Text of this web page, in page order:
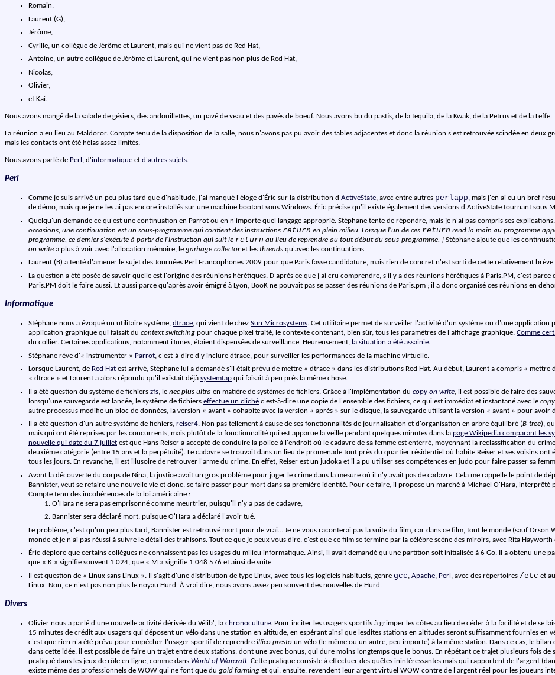
Romain,
Laurent (G),
Jérôme,
Cyrille, un collègue de Jérôme et Laurent, mais qui ne vient pas de Red Hat,
Antoine, un autre collègue de Jérôme et Laurent, qui ne vient pas non plus de Red Hat,
Nicolas,
Olivier,
et Kai.
Nous avons mangé de la salade de gésiers, des andouillettes, un pavé de veau et des pavés de boeuf. Nous avons bu du pastis, de la tequila, de la Kwak, de la Petrus et de la Leffe.
La réunion a eu lieu au Maldoror. Compte tenu de la disposition de la salle, nous n'avons pas pu avoir des tables adjacentes et donc la réunion s'est retrouvée scindée en deux
mais les contacts ont été hélas assez limités.
Nous avons parlé de Perl , d'informatique et d'autres sujets.
Perl
Comme je suis arrivé un peu plus tard que d'habitude, j'ai manqué l'éloge d'Éric sur la distribution d'ActiveState, avec entre autres perlapp, mais j'en ai eu un bref
de démo, mais que je ne les ai pas encore installés sur une machine bootant sous Windows. Éric précise qu'il existe également des versions d'ActiveState tournant sous
Quelqu'un demande ce qu'est une continuation en Parrot ou en n'importe quel langage approprié. Stéphane tente de répondre, mais je n'ai pas compris ses explications.
occasions, une continuation est un sous-programme qui contient des instructions return en plein milieu. Lorsque l'un de ces return rend la main au programme
programme, ce dernier s'exécute à partir de l'instruction qui suit le return au lieu de reprendre au tout début du sous-programme. ] Stéphane ajoute que les
on write a plus à voir avec l'allocation mémoire, le garbage collectoret les threads qu'avec les continuations.
Laurent (B) a tenté d'amener le sujet des Journées Perl Francophones 2009 pour que Paris fasse candidature, mais rien de concret n'est sorti de cette relativement brève
La question a été posée de savoir quelle est l'origine des réunions hérétiques. D'après ce que j'ai cru comprendre, s'il y a des réunions hérétiques à Paris.PM, c'est parce
Paris.PM doit le faire aussi. Et aussi parce qu'après avoir émigré à Lyon, BooK ne pouvait pas se passer des réunions de Paris.pm ; il a donc organisé ces réunions en
Informatique
Stéphane nous a évoqué un utilitaire système, dtrace, qui vient de chez Sun Microsystems. Cet utilitaire permet de surveiller l'activité d'un système ou d'une
application graphique qui faisait du context switching pour chaque pixel traité, le contexte contenant, bien sûr, tous les paramètres de l'affichage graphique. Comme
du collier. Certaines applications, notamment iTunes, étaient dispensées de surveillance. Heureusement, la situation a été assainie.
Stéphane rève d'« instrumenter » Parrot , c'est-à-dire d'y inclure dtrace, pour surveiller les performances de la machine virtuelle.
Lorsque Laurent, de Red Hat est arrivé, Stéphane lui a demandé s'il était prévu de mettre « dtrace » dans les distributions Red Hat. Au début, Laurent a compris «
« dtrace » et Laurent a alors répondu qu'il existait déjà systemtap qui faisait à peu près la même chose.
Il a été question du système de fichiers zfs , le nec plus ultra en matière de systèmes de fichiers. Grâce à l'implémentation du copy on write , il est possible de faire des
lorsqu'une sauvegarde est lancée, le système de fichiers effectue un cliché c'est-à-dire une copie de l'ensemble des fichiers, ce qui est immédiat et instantané avec le
autre processus modifie un bloc de données, la version « avant » cohabite avec la version « après » sur le disque, la sauvegarde utilisant la version « avant » pour avoir
Il a été question d'un autre système de fichiers, reiser4. Non pas tellement à cause de ses fonctionnalités de journalisation et d'organisation en arbre équilibré (B-tree),
mais qui ont été reprises par les concurrents, mais plutôt de la fonctionnalité qui est apparue la veille pendant quelques minutes dans la page Wikipedia comparant les
nouvelle qui date du 7 juillet est que Hans Reiser a accepté de conduire la police à l'endroit où le cadavre de sa femme est enterré, moyennant la reclassification du
deuxième catégorie (entre 15 ans et la perpétuité). Le cadavre se trouvait dans un lieu de promenade tout près du quartier résidentiel où habite Reiser et ses voisins
tous les jours. En revanche, il est illusoire de retrouver l'arme du crime. En effet, Reiser est un judoka et il a pu utiliser ses compétences en judo pour faire passer sa
Avant la découverte du corps de Nina, la justice avait un gros problème pour juger le crime dans la mesure où il n'y avait pas de cadavre. Cela me rappelle le point de
Bannister, veut se refaire une nouvelle vie et donc, se faire passer pour mort dans sa première identité. Pour ce faire, il propose un marché à Michael O'Hara, interprêté
Compte tenu des incohérences de la loi américaine :
O'Hara ne sera pas emprisonné comme meurtrier, puisqu'il n'y a pas de cadavre,
Bannister sera déclaré mort, puisque O'Hara a déclaré l'avoir tué.
Le problème, c'est qu'un peu plus tard, Bannister est retrouvé mort pour de vrai... Je ne vous raconterai pas la suite du film, car dans ce film, tout le monde (sauf
monde et je n'ai pas réussi à suivre le détail des trahisons. Tout ce que je peux vous dire, c'est que ce film se termine par la célèbre scène des miroirs, avec Rita Hayworth
Éric déplore que certains collègues ne connaissent pas les usages du milieu informatique. Ainsi, il avait demandé qu'une partition soit initialisée à 6 Go. Il a obtenu une
que « K » signifie souvent 1 024, que « M » signifie 1 048 576 et ainsi de suite.
Il est question de « Linux sans Linux ». Il s'agit d'une distribution de type Linux, avec tous les logiciels habituels, genre gcc Apache Perl , avec des répertoires /etc et
Linux. Non, ce n'est pas non plus le noyau Hurd. À vrai dire, nous avons assez peu souvent des nouvelles de Hurd.
Divers
Olivier nous a parlé d'une nouvelle activité dérivée du Vélib', la chronoculture. Pour inciter les usagers sportifs à grimper les côtes au lieu de céder à la facilité et de se
15 minutes de crédit aux usagers qui déposent un vélo dans une station en altitude, en espérant ainsi que lesdites stations en altitudes seront suffisamment fournies en
c'est que rien n'a été prévu pour empêcher l'usager sportif de reprendre illico presto un vélo (le même ou un autre, peu importe) à la même station. Dans ce cas, le
dans cette idée, il est possible de faire un trajet entre deux stations, dont une avec bonus, qui dure moins longtemps que le bonus. En répétant ce trajet plusieurs fois de
pratiqué dans les jeux de rôle en ligne, comme dans World of Warcraft. Cette pratique consiste à effectuer des quêtes inintéressantes mais qui rapportent de l'argent
existe même des professionnels de WOW qui ne font que du gold farming et qui, ensuite, revendent leur argent virtuel WOW contre de l'argent réel pour les joueurs